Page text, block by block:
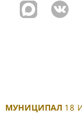
МУНИЦИПАЛ 18